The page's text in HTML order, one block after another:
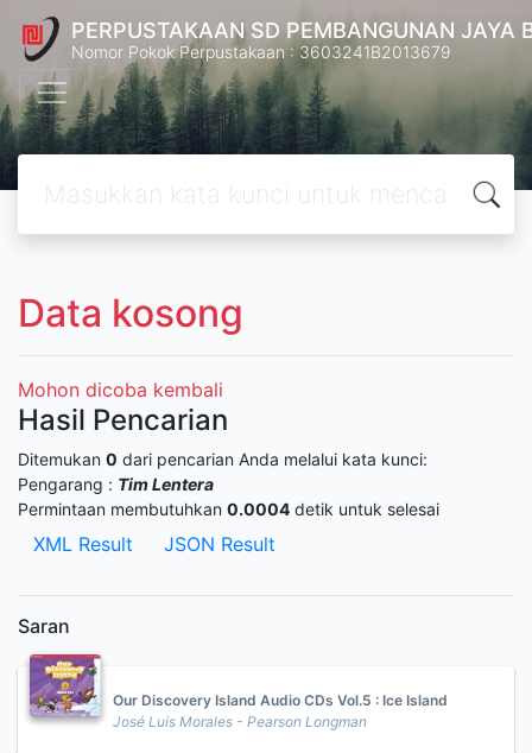
PERPUSTAKAAN SD PEMBANGUNAN JAYA
Nomor Pokok Perpustakaan : 3603241B2013679
Data kosong
Mohon dicoba kembali
Hasil Pencarian
Ditemukan 0 dari pencarian Anda melalui kata kunci:
Pengarang : Tim Lentera
Permintaan membutuhkan 0.0004 detik untuk selesai
XML Result JSON Result
Saran
Our Discovery Island Audio CDs Vol.5 : Ice Island
José Luis Morales - Pearson Longman